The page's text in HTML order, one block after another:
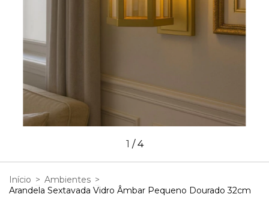
1 /4
Início > Ambientes >
Arandela Sextavada Vidro Âmbar Pequeno Dourado 32cm